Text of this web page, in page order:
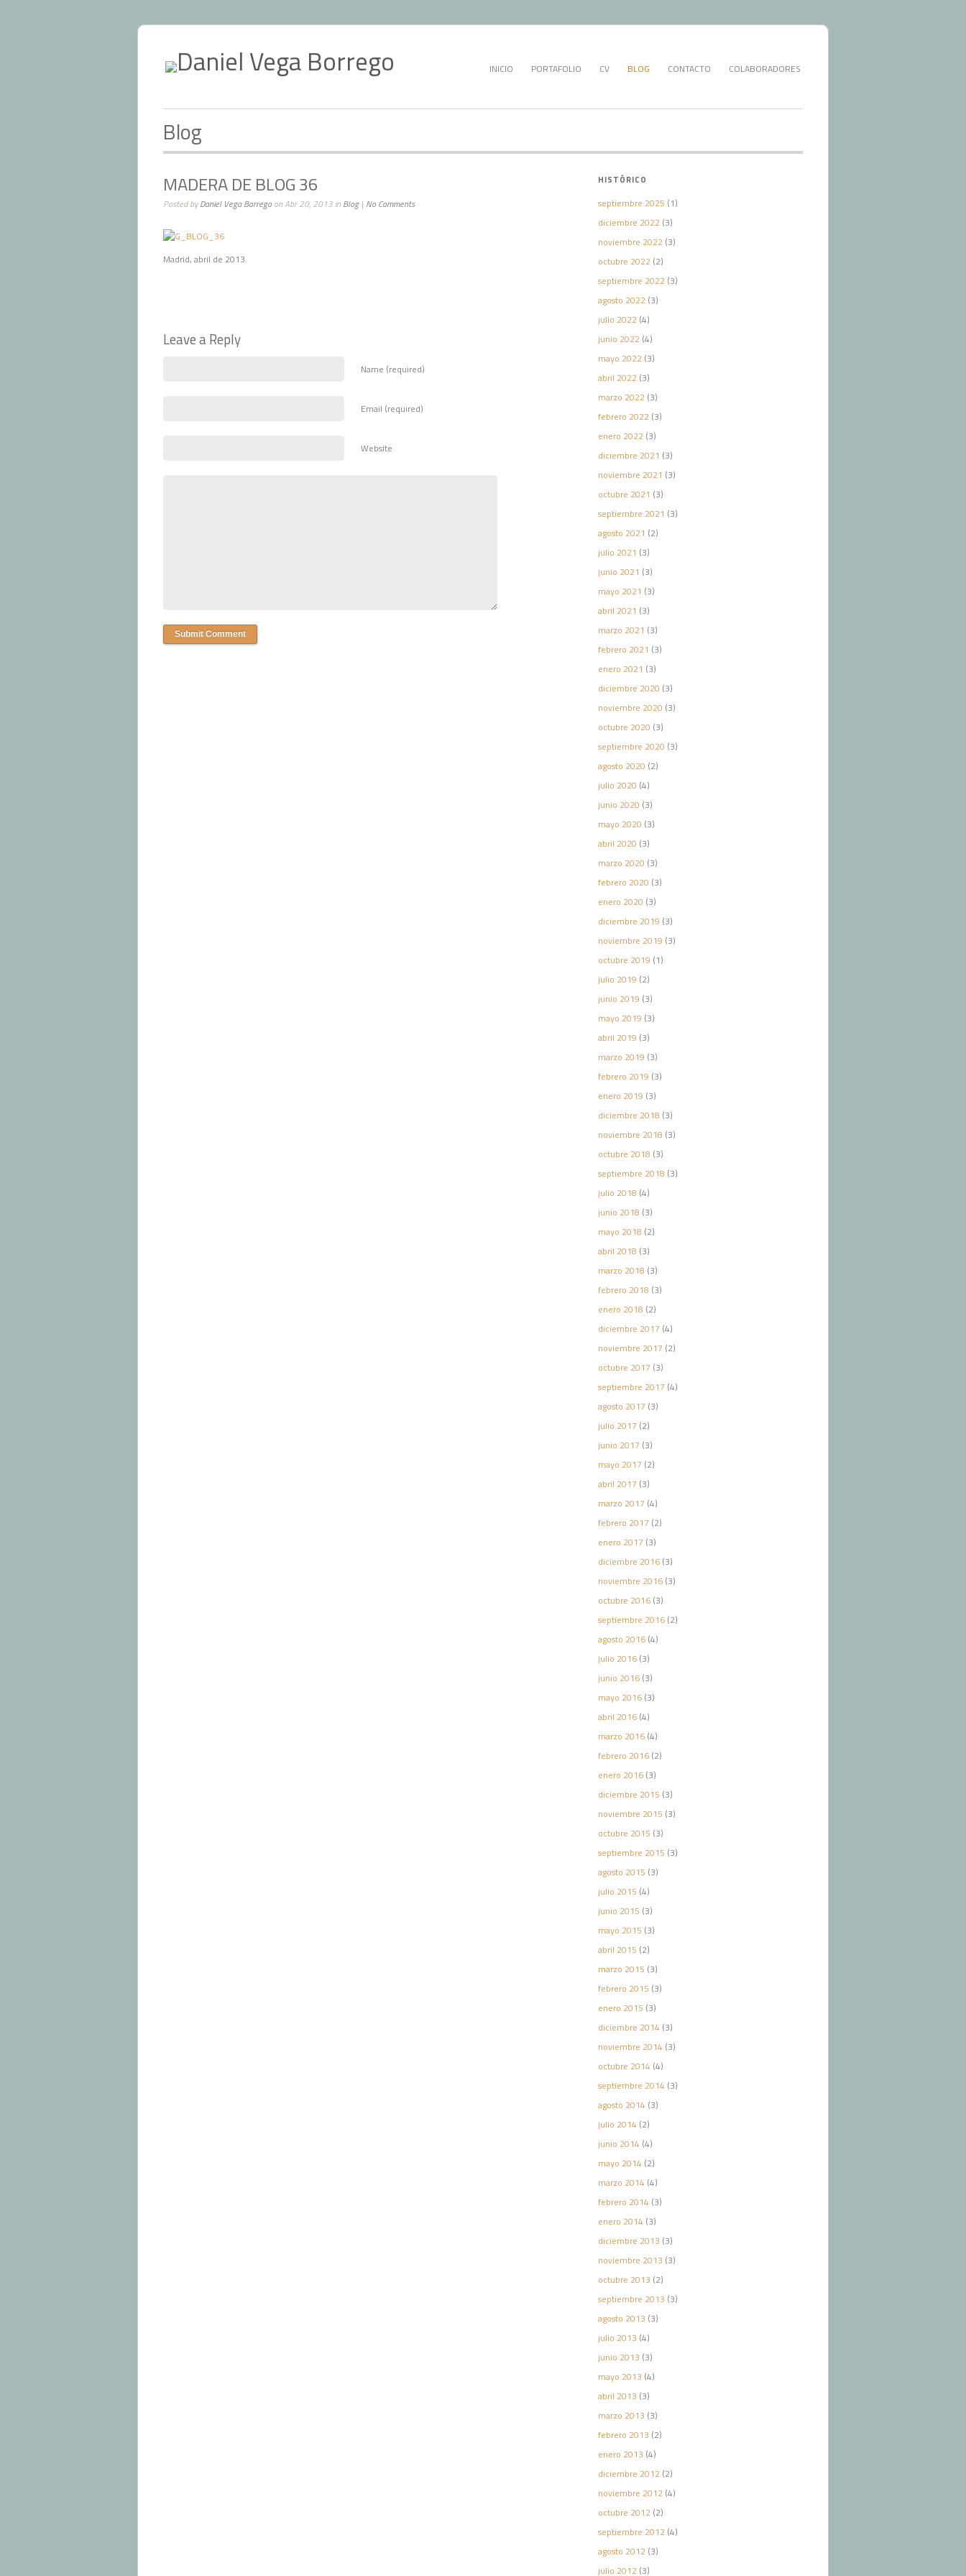
INICIO PORTAFOLIO CV BLOG CONTACTO COLABORADORES
Blog
MADERA DE BLOG 36
Posted byDaniel Vega Borregoon Abr 20, 2013 in Blog| No Comments
Madrid, abril de 2013.
Leave a Reply
Name (required)
Email (required)
Website
HISTÓRICO
septiembre 2025 (1)
diciembre 2022 (3)
noviembre 2022 (3)
octubre 2022 (2)
septiembre 2022 (3)
agosto 2022 (3)
julio 2022 (4)
junio 2022 (4)
mayo 2022 (3)
abril 2022 (3)
marzo 2022 (3)
febrero 2022 (3)
enero 2022 (3)
diciembre 2021 (3)
noviembre 2021 (3)
octubre 2021 (3)
septiembre 2021 (3)
agosto 2021 (2)
julio 2021 (3)
junio 2021 (3)
mayo 2021 (3)
abril 2021 (3)
marzo 2021 (3)
febrero 2021 (3)
enero 2021 (3)
diciembre 2020 (3)
noviembre 2020 (3)
octubre 2020 (3)
septiembre 2020 (3)
agosto 2020 (2)
julio 2020 (4)
junio 2020 (3)
mayo 2020 (3)
abril 2020 (3)
marzo 2020 (3)
febrero 2020 (3)
enero 2020 (3)
diciembre 2019 (3)
noviembre 2019 (3)
octubre 2019 (1)
julio 2019 (2)
junio 2019 (3)
mayo 2019 (3)
abril 2019 (3)
marzo 2019 (3)
febrero 2019 (3)
enero 2019 (3)
diciembre 2018 (3)
noviembre 2018 (3)
octubre 2018 (3)
septiembre 2018 (3)
julio 2018 (4)
junio 2018 (3)
mayo 2018 (2)
abril 2018 (3)
marzo 2018 (3)
febrero 2018 (3)
enero 2018 (2)
diciembre 2017 (4)
noviembre 2017 (2)
octubre 2017 (3)
septiembre 2017 (4)
agosto 2017 (3)
julio 2017 (2)
junio 2017 (3)
mayo 2017 (2)
abril 2017 (3)
marzo 2017 (4)
febrero 2017 (2)
enero 2017 (3)
diciembre 2016(3)
noviembre 2016(3)
octubre 2016(3)
septiembre 2016(2)
agosto 2016(4)
julio 2016(3)
junio 2016(3)
mayo 2016(3)
abril 2016(4)
marzo 2016(4)
febrero 2016(2)
enero 2016(3)
diciembre 2015 (3)
noviembre 2015 (3)
octubre 2015 (3)
septiembre 2015 (3)
agosto 2015 (3)
julio 2015 (4)
junio 2015 (3)
mayo 2015 (3)
abril 2015 (2)
marzo 2015 (3)
febrero 2015 (3)
enero 2015 (3)
diciembre 2014 (3)
noviembre 2014 (3)
octubre 2014 (4)
septiembre 2014 (3)
agosto 2014 (3)
julio 2014 (2)
junio 2014 (4)
mayo 2014 (2)
marzo 2014 (4)
febrero 2014 (3)
enero 2014 (3)
diciembre 2013 (3)
noviembre 2013 (3)
octubre 2013 (2)
septiembre 2013 (3)
agosto 2013 (3)
julio 2013 (4)
junio 2013 (3)
mayo 2013 (4)
abril 2013 (3)
marzo 2013 (3)
febrero 2013 (2)
enero 2013 (4)
diciembre 2012 (2)
noviembre 2012 (4)
octubre 2012 (2)
septiembre 2012 (4)
agosto 2012 (3)
julio 2012 (3)